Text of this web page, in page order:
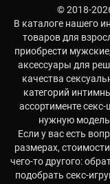
© 2018-
В каталоге нашего
товаров для
приобрести
аксессуары для
качества
категорий
ассортименте
нужную модель
Если у вас есть
размерах,
чего-то другого:
подобрать секс-